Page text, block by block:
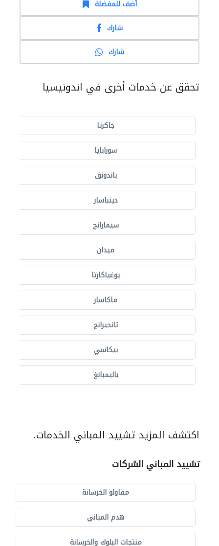
أضف للمفضلة
شارك
شارك
تحقق عن خدمات أخرى في اندونيسيا
جاكرتا
سورابايا
باندونق
دينباسار
سيمارانج
ميدان
يوغياكارتا
ماكاسار
تانجيرانج
بيكاسي
باليمبانغ
اكتشف المزيد تشييد المباني الخدمات.
تشييد المباني الشركات
مقاولو الخرسانة
هدم المباني
منتجات البلوك والخرسانة